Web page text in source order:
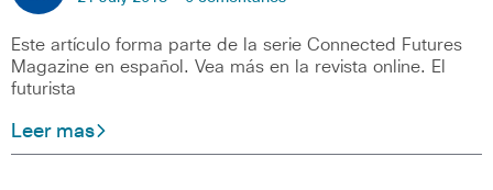
Este artículo forma parte de la serie Connected Futures
Magazine en español. Vea más en la revista online. El
futurista
Leer mas